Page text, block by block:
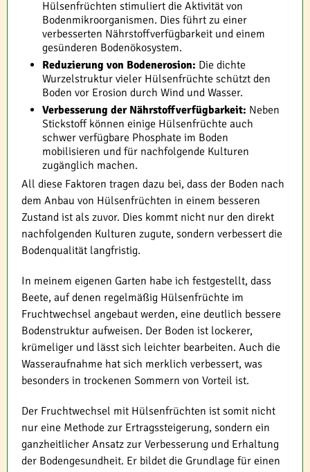
Hülsenfrüchten stimuliert die Aktivität von
Bodenmikroorganismen. Dies führt zu einer
verbesserten Nährstoffverfügbarkeit und einem
gesünderen Bodenökosystem.
Reduzierung von Bodenerosion: Die dichte
Wurzelstruktur vieler Hülsenfrüchte schützt den
Boden vor Erosion durch Wind und Wasser.
Verbesserung der Nährstoffverfügbarkeit: Neben
Stickstoff können einige Hülsenfrüchte auch
schwer verfügbare Phosphate im Boden
mobilisieren und für nachfolgende Kulturen
zugänglich machen.
All diese Faktoren tragen dazu bei, dass der Boden nach
dem Anbau von Hülsenfrüchten in einem besseren
Zustand ist als zuvor. Dies kommt nicht nur den direkt
nachfolgenden Kulturen zugute, sondern verbessert die
Bodenqualität langfristig.
In meinem eigenen Garten habe ich festgestellt, dass
Beete, auf denen regelmäßig Hülsenfrüchte im
Fruchtwechsel angebaut werden, eine deutlich bessere
Bodenstruktur aufweisen. Der Boden ist lockerer,
krümeliger und lässt sich leichter bearbeiten. Auch die
Wasseraufnahme hat sich merklich verbessert, was
besonders in trockenen Sommern von Vorteil ist.
Der Fruchtwechsel mit Hülsenfrüchten ist somit nicht
nur eine Methode zur Ertragssteigerung, sondern ein
ganzheitlicher Ansatz zur Verbesserung und Erhaltung
der Bodengesundheit. Er bildet die Grundlage für einen